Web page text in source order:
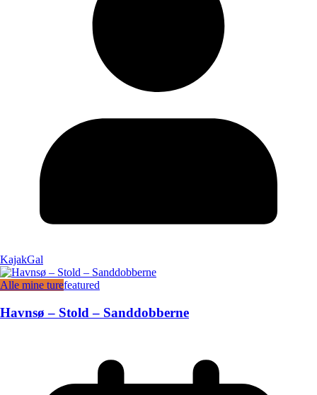
KajakGal
Alle mine turefeatured
Havnsø – Stold – Sanddobberne